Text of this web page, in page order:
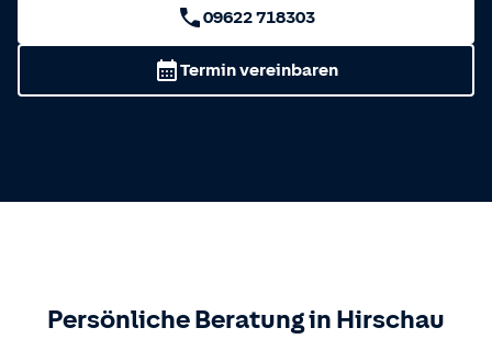
09622 718303
Termin vereinbaren
Persönliche Beratung in Hirschau